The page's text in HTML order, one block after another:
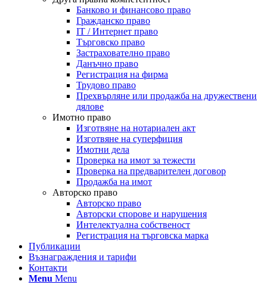
Банково и финансово право
Гражданско право
IT / Интернет право
Търговско право
Застрахователно право
Данъчно право
Регистрация на фирма
Трудово право
Прехвърляне или продажба на дружествени
дялове
Имотно право
Изготвяне на нотариален акт
Изготвяне на суперфиция
Имотни дела
Проверка на имот за тежести
Проверка на предварителен договор
Продажба на имот
Авторско право
Авторско право
Авторски спорове и нарушения
Интелектуална собственост
Регистрация на търговска марка
Публикации
Възнаграждения и тарифи
Контакти
Menu Menu